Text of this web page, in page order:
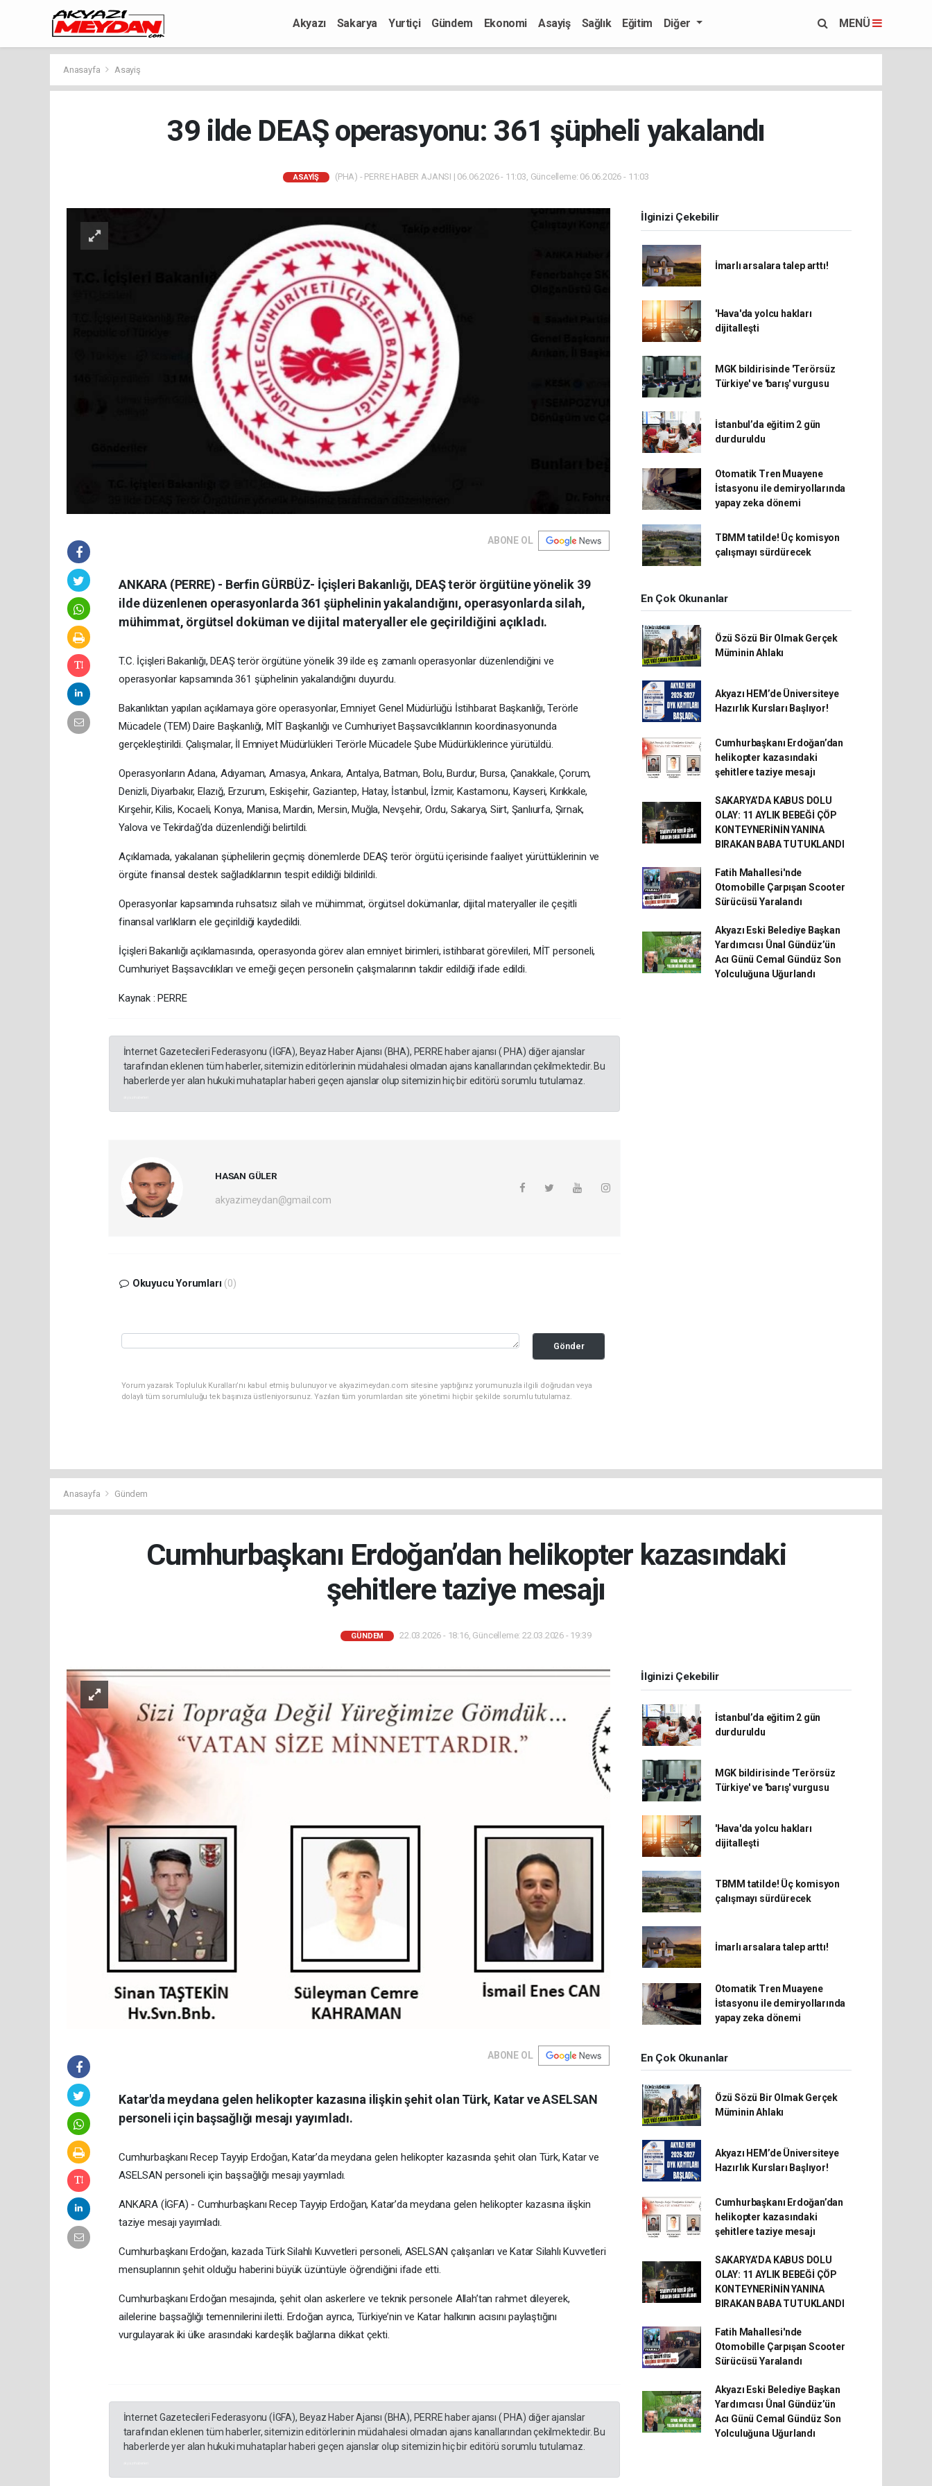
Akyazı Sakarya Yurtiçi Gündem Ekonomi Asayiş Sağlık Eğitim Diğer MENÜ
Anasayfa Asayiş
39 ilde DEAŞ operasyonu: 361 şüpheli yakalandı
ASAYIŞ (PHA) - PERRE HABER AJANSI | 06.06.2026 - 11:03, Güncelleme: 06.06.2026 - 11:03
ABONE OL
ANKARA (PERRE) - Berfin GÜRBÜZ- İçişleri Bakanlığı, DEAŞ terör örgütüne yönelik 39
ilde düzenlenen operasyonlarda 361 şüphelinin yakalandığını, operasyonlarda silah,
mühimmat, örgütsel doküman ve dijital materyaller ele geçirildiğini açıkladı.
T.C. İçişleri Bakanlığı, DEAŞ terör örgütüne yönelik 39 ilde eş zamanlı operasyonlar düzenlendiğini ve
operasyonlar kapsamında 361 şüphelinin yakalandığını duyurdu.
Bakanlıktan yapılan açıklamaya göre operasyonlar, Emniyet Genel Müdürlüğü İstihbarat Başkanlığı, Terörle
Mücadele (TEM) Daire Başkanlığı, MİT Başkanlığı ve Cumhuriyet Başsavcılıklarının koordinasyonunda
gerçekleştirildi. Çalışmalar, İl Emniyet Müdürlükleri Terörle Mücadele Şube Müdürlüklerince yürütüldü.
Operasyonların Adana, Adıyaman, Amasya, Ankara, Antalya, Batman, Bolu, Burdur, Bursa, Çanakkale, Çorum,
Denizli, Diyarbakır, Elazığ, Erzurum, Eskişehir, Gaziantep, Hatay, İstanbul, İzmir, Kastamonu, Kayseri, Kırıkkale,
Kırşehir, Kilis, Kocaeli, Konya, Manisa, Mardin, Mersin, Muğla, Nevşehir, Ordu, Sakarya, Siirt, Şanlıurfa, Şırnak,
Yalova ve Tekirdağ'da düzenlendiği belirtildi.
Açıklamada, yakalanan şüphelilerin geçmiş dönemlerde DEAŞ terör örgütü içerisinde faaliyet yürüttüklerinin ve
örgüte finansal destek sağladıklarının tespit edildiği bildirildi.
Operasyonlar kapsamında ruhsatsız silah ve mühimmat, örgütsel dokümanlar, dijital materyaller ile çeşitli
finansal varlıkların ele geçirildiği kaydedildi.
İçişleri Bakanlığı açıklamasında, operasyonda görev alan emniyet birimleri, istihbarat görevlileri, MİT personeli,
Cumhuriyet Başsavcılıkları ve emeği geçen personelin çalışmalarının takdir edildiği ifade edildi.
Kaynak : PERRE
İnternet Gazetecileri Federasyonu (İGFA), Beyaz Haber Ajansı (BHA), PERRE haber ajansı ( PHA) diğer ajanslar
tarafından eklenen tüm haberler, sitemizin editörlerinin müdahalesi olmadan ajans kanallarından çekilmektedir. Bu
haberlerde yer alan hukuki muhataplar haberi geçen ajanslar olup sitemizin hiç bir editörü sorumlu tutulamaz.
HASAN GÜLER
akyazimeydan@gmail.com
Okuyucu Yorumları (0)
Gönder
Yorum yazarak Topluluk Kuralları’nı kabul etmiş bulunuyor ve akyazimeydan.com sitesine yaptığınız yorumunuzla ilgili doğrudan veya
dolaylı tüm sorumluluğu tek başınıza üstleniyorsunuz. Yazılan tüm yorumlardan site yönetimi hiçbir şekilde sorumlu tutulamaz.
İlginizi Çekebilir
İmarlı arsalara talep arttı!
'Hava'da yolcu hakları
dijitalleşti
MGK bildirisinde 'Terörsüz
Türkiye' ve 'barış' vurgusu
İstanbul’da eğitim 2 gün
durduruldu
Otomatik Tren Muayene
İstasyonu ile demiryollarında
yapay zeka dönemi
TBMM tatilde! Üç komisyon
çalışmayı sürdürecek
En Çok Okunanlar
Özü Sözü Bir Olmak Gerçek
Müminin Ahlakı
Akyazı HEM’de Üniversiteye
Hazırlık Kursları Başlıyor!
Cumhurbaşkanı Erdoğan’dan
helikopter kazasındaki
şehitlere taziye mesajı
SAKARYA’DA KABUS DOLU
OLAY: 11 AYLIK BEBEĞİ ÇÖP
KONTEYNERİNİN YANINA
BIRAKAN BABA TUTUKLANDI
Fatih Mahallesi'nde
Otomobille Çarpışan Scooter
Sürücüsü Yaralandı
Akyazı Eski Belediye Başkan
Yardımcısı Ünal Gündüz’ün
Acı Günü Cemal Gündüz Son
Yolculuğuna Uğurlandı
Anasayfa Gündem
Cumhurbaşkanı Erdoğan’dan helikopter kazasındaki
şehitlere taziye mesajı
GÜNDEM 22.03.2026 - 18:16, Güncelleme: 22.03.2026 - 19:39
ABONE OL
Katar'da meydana gelen helikopter kazasına ilişkin şehit olan Türk, Katar ve ASELSAN
personeli için başsağlığı mesajı yayımladı.
Cumhurbaşkanı Recep Tayyip Erdoğan, Katar’da meydana gelen helikopter kazasında şehit olan Türk, Katar ve
ASELSAN personeli için başsağlığı mesajı yayımladı.
ANKARA (İGFA) - Cumhurbaşkanı Recep Tayyip Erdoğan, Katar’da meydana gelen helikopter kazasına ilişkin
taziye mesajı yayımladı.
Cumhurbaşkanı Erdoğan, kazada Türk Silahlı Kuvvetleri personeli, ASELSAN çalışanları ve Katar Silahlı Kuvvetleri
mensuplarının şehit olduğu haberini büyük üzüntüyle öğrendiğini ifade etti.
Cumhurbaşkanı Erdoğan mesajında, şehit olan askerlere ve teknik personele Allah’tan rahmet dileyerek,
ailelerine başsağlığı temennilerini iletti. Erdoğan ayrıca, Türkiye’nin ve Katar halkının acısını paylaştığını
vurgulayarak iki ülke arasındaki kardeşlik bağlarına dikkat çekti.
İnternet Gazetecileri Federasyonu (İGFA), Beyaz Haber Ajansı (BHA), PERRE haber ajansı ( PHA) diğer ajanslar
tarafından eklenen tüm haberler, sitemizin editörlerinin müdahalesi olmadan ajans kanallarından çekilmektedir. Bu
haberlerde yer alan hukuki muhataplar haberi geçen ajanslar olup sitemizin hiç bir editörü sorumlu tutulamaz.
İlginizi Çekebilir
İstanbul’da eğitim 2 gün
durduruldu
MGK bildirisinde 'Terörsüz
Türkiye' ve 'barış' vurgusu
'Hava'da yolcu hakları
dijitalleşti
TBMM tatilde! Üç komisyon
çalışmayı sürdürecek
İmarlı arsalara talep arttı!
Otomatik Tren Muayene
İstasyonu ile demiryollarında
yapay zeka dönemi
En Çok Okunanlar
Özü Sözü Bir Olmak Gerçek
Müminin Ahlakı
Akyazı HEM’de Üniversiteye
Hazırlık Kursları Başlıyor!
Cumhurbaşkanı Erdoğan’dan
helikopter kazasındaki
şehitlere taziye mesajı
SAKARYA’DA KABUS DOLU
OLAY: 11 AYLIK BEBEĞİ ÇÖP
KONTEYNERİNİN YANINA
BIRAKAN BABA TUTUKLANDI
Fatih Mahallesi'nde
Otomobille Çarpışan Scooter
Sürücüsü Yaralandı
Akyazı Eski Belediye Başkan
Yardımcısı Ünal Gündüz’ün
Acı Günü Cemal Gündüz Son
Yolculuğuna Uğurlandı